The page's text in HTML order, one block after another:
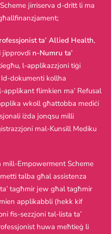
jirriserva d-dritt li ma
ta’ Allied Health,
jipprovdi n-Numru ta’
l-applikazzjoni tiġi
Id-dokumenti kollha
flimkien ma’ Refusal
wkoll għattobba mediċi
iżda jonqsu milli
mal-Kunsill Mediku
Empowerment Scheme
talba għal assistenza
tagħmir jew għal tagħmir
applikabbli (hekk kif
fis-sezzjoni tal-lista ta’
huwa meħtieġ li